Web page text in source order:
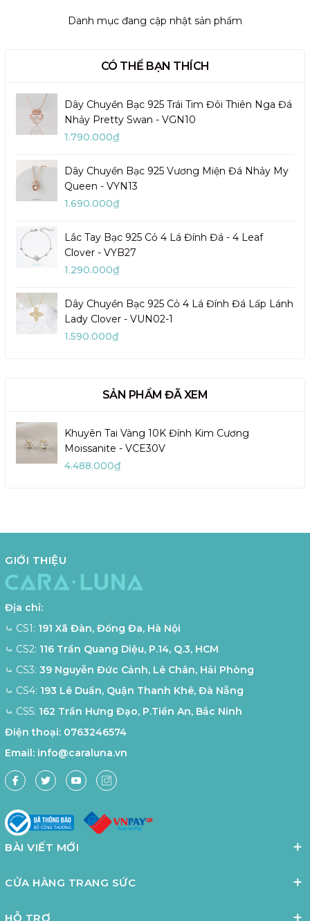
Danh mục đang cập nhật sản phẩm
CÓ THỂ BẠN THÍCH
Dây Chuyền Bạc 925 Trái Tim Đôi Thiên Nga Đá
Nhảy Pretty Swan - VGN10
1.790.000₫
Dây Chuyền Bạc 925 Vương Miện Đá Nhảy My
Queen - VYN13
1.690.000₫
Lắc Tay Bạc 925 Cỏ 4 Lá Đính Đá - 4 Leaf
Clover - VYB27
1.290.000₫
Dây Chuyền Bạc 925 Cỏ 4 Lá Đính Đá Lấp Lánh
Lady Clover - VUN02-1
1.590.000₫
SẢN PHẨM ĐÃ XEM
Khuyên Tai Vàng 10K Đính Kim Cương
Moissanite - VCE30V
4.488.000₫
GIỚI THIỆU
Địa chỉ:
⤿ CS1: 191 Xã Đàn, Đống Đa, Hà Nội
⤿ CS2: 116 Trần Quang Diệu, P.14, Q.3, HCM
⤿ CS3: 39 Nguyễn Đức Cảnh, Lê Chân, Hải Phòng
⤿ CS4: 193 Lê Duẩn, Quận Thanh Khê, Đà Nẵng
⤿ CS5: 162 Trần Hưng Đạo, P.Tiền An, Bắc Ninh
Điện thoại: 0763246574
Email: info@caraluna.vn
BÀI VIẾT MỚI
CỬA HÀNG TRANG SỨC
HỖ TRỢ